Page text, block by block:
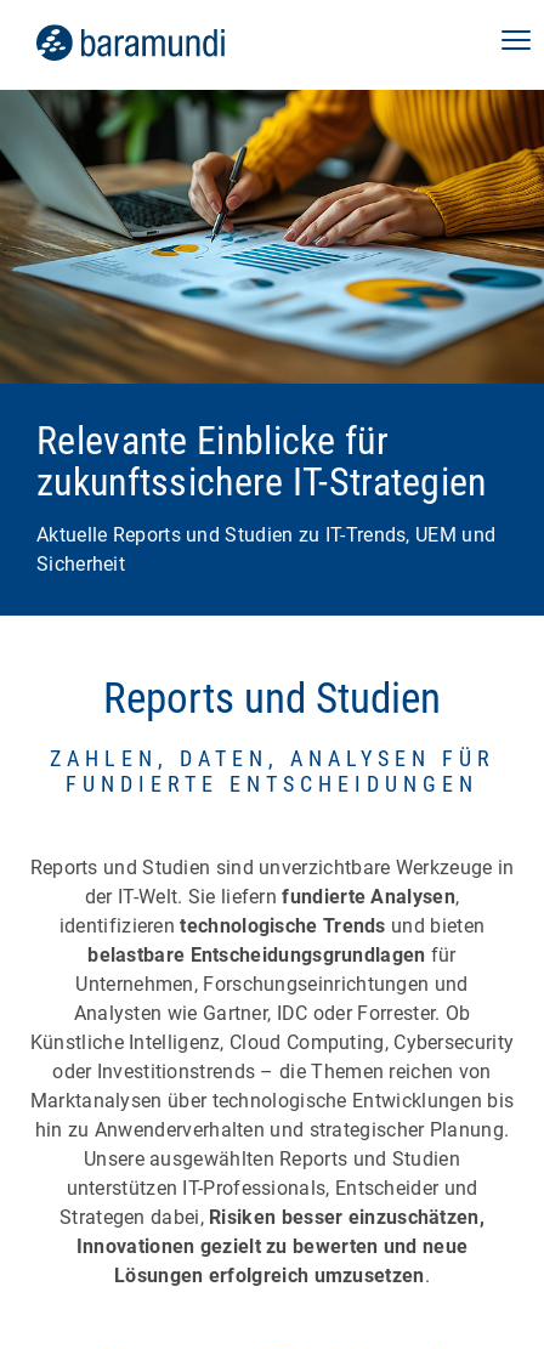
Relevante Einblicke für
zukunftssichere IT-Strategien
Aktuelle Reports und Studien zu IT-Trends, UEM und
Sicherheit
Reports und Studien
ZAHLEN, DATEN, ANALYSEN FÜR
FUNDIERTE ENTSCHEIDUNGEN
Reports und Studien sind unverzichtbare Werkzeuge in
der IT-Welt. Sie liefernfundierte Analysen,
identifizierentechnologische Trends und bieten
belastbare Entscheidungsgrundlagen für
Unternehmen, Forschungseinrichtungen und
Analysten wie Gartner, IDC oder Forrester. Ob
Künstliche Intelligenz, Cloud Computing, Cybersecurity
oder Investitionstrends – die Themen reichen von
Marktanalysen über technologische Entwicklungen bis
hin zu Anwenderverhalten und strategischer Planung.
Unsere ausgewählten Reports und Studien
unterstützen IT-Professionals, Entscheider und
Strategen dabei, Risiken besser einzuschätzen,
Innovationen gezielt zu bewerten und neue
Lösungen erfolgreich umzusetzen.